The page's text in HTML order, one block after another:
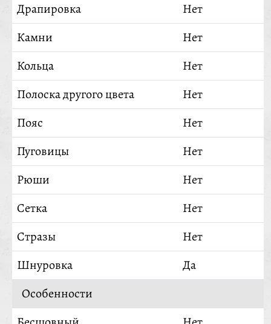
Драпировка
Нет
Камни
Нет
Кольца
Нет
Полоска другого цвета
Нет
Пояс
Нет
Пуговицы
Нет
Рюши
Нет
Сетка
Нет
Стразы
Нет
Шнуровка
Да
Особенности